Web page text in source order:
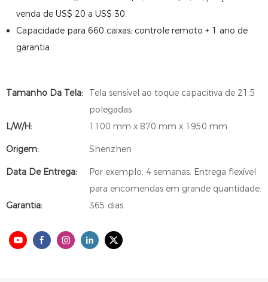
venda de US$ 20 a US$ 30.
Capacidade para 660 caixas; controle remoto + 1 ano de
garantia
Tamanho Da Tela:
Tela sensível ao toque capacitiva de 21,5
polegadas
L/W/H:
1100 mm x 870 mm x 1950 mm
Origem: Shenzhen
Data De Entrega:
Por exemplo, 4 semanas. Entrega flexível
para encomendas em grande quantidade.
Garantia:
365 dias